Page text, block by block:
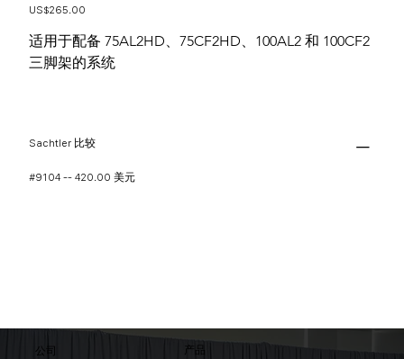
價
US$265.00
适用于配备 75AL2HD、75CF2HD、100AL2 和 100CF2
三脚架的系统
Sachtler 比较
#9104 -- 420.00 美元
公司
产品